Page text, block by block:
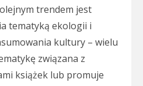
trendem jest
tematyką ekologii i
kultury – wielu
związana z
książek lub promuje